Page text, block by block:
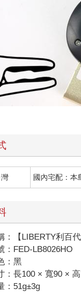
國內宅配：本
：【LIBERTY利百
：FED-LB8026HO
：黑
：長100 × 寬90 ×
：51g±3g